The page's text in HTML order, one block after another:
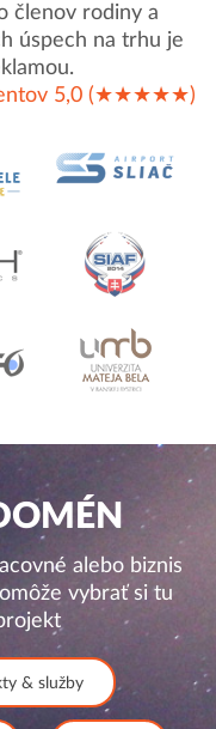
členov rodiny a
úspech na trhu je
5,0 (★★★★★)
alebo biznis
vybrať si tu
& služby